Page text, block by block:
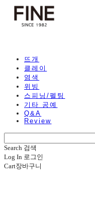
뜨개
클레이
염색
위빙
스피닝/펠팅
기타 공예
Q&A
Review
Search 검색
Log In 로그인
Cart장바구니